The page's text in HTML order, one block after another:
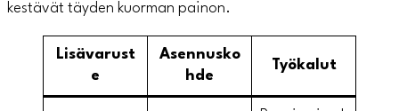
kestävät täyden kuorman painon.
Lisävarust
e
Asennusko
hde
Työkalut